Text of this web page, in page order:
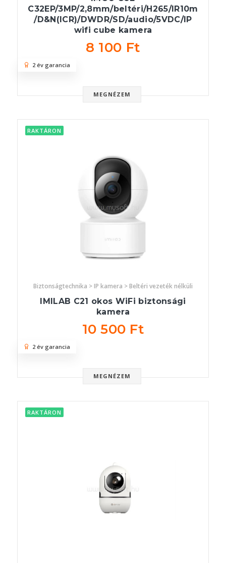
C32EP/3MP/2,8mm/beltéri/H265/IR10m
/D&N(ICR)/DWDR/SD/audio/5VDC/IP
wifi cube kamera
8 100 Ft
MEGNÉZEM
2 év garancia
RAKTÁRON
Biztonságtechnika > IP kamera > Beltéri vezeték nélküli
IMILAB C21 okos WiFi biztonsági
kamera
10 500 Ft
MEGNÉZEM
2 év garancia
RAKTÁRON